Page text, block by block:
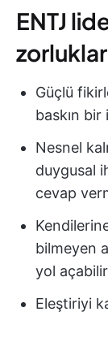
ENTJ
zorluklar
Güçlü
baskın bir
Nesnel
duygusal
cevap
bilmeyen
yol açabilir
Eleştiriyi